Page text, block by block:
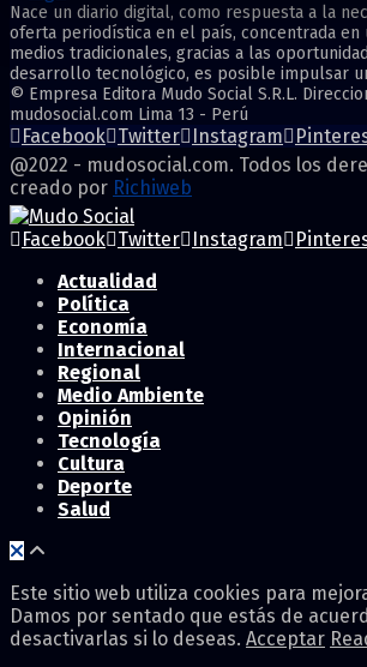
Nace un diario digital, como respuesta a la
oferta periodística en el país, concentrada en
medios tradicionales, gracias a las
desarrollo tecnológico, es posible impulsar
© Empresa Editora Mudo Social S.R.L.
mudosocial.com Lima 13 - Perú
Facebook Twitter Instagram
@2022 - mudosocial.com. Todos los
creado por Richiweb
Facebook Twitter Instagram
Actualidad
Política
Economía
Internacional
Regional
Medio Ambiente
Opinión
Tecnología
Cultura
Deporte
Salud
Este sitio web utiliza cookies para
Damos por sentado que estás de
desactivarlas si lo deseas. Acceptar